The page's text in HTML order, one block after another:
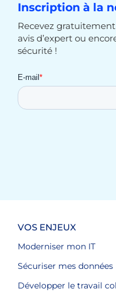
Inscription à la
Recevez gratuitement
avis d’expert ou
sécurité !
VOS ENJEUX
Moderniser mon IT
Sécuriser mes données
Développer le travail